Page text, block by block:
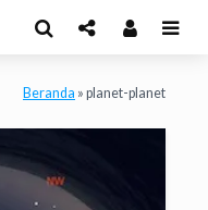
Beranda » planet-planet